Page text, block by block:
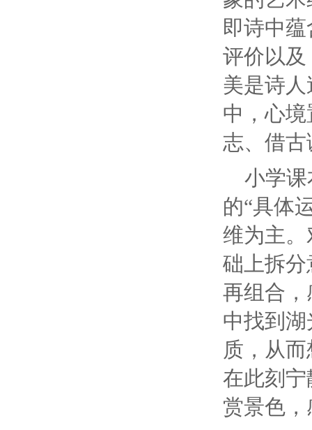
即诗中
评价以
美是诗
中，心
志、借
小学
的“具体
维为主
础上拆
再组合
中找到
质，从
在此刻
赏景色